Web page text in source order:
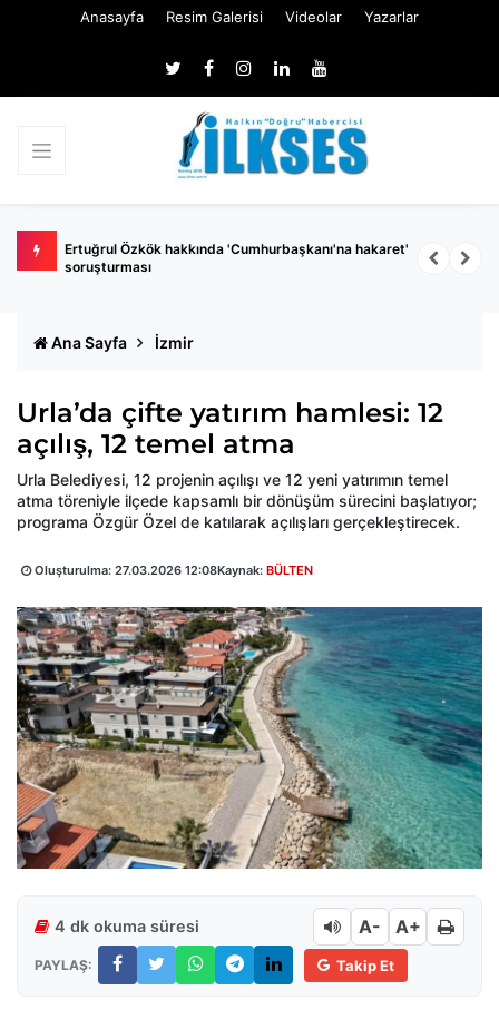
Anasayfa Resim Galerisi Videolar Yazarlar
belli
Ertuğrul Özkök hakkında 'Cumhurbaşkanı'na hakaret'
soruşturması
Ana Sayfa İzmir
Urla’da çifte yatırım hamlesi: 12
açılış, 12 temel atma
Urla Belediyesi, 12 projenin açılışı ve 12 yeni yatırımın temel
atma töreniyle ilçede kapsamlı bir dönüşüm sürecini başlatıyor;
programa Özgür Özel de katılarak açılışları gerçekleştirecek.
Oluşturulma: 27.03.2026 12:08Kaynak: BÜLTEN
4 dk okuma süresi A- A+
PAYLAŞ: Takip Et